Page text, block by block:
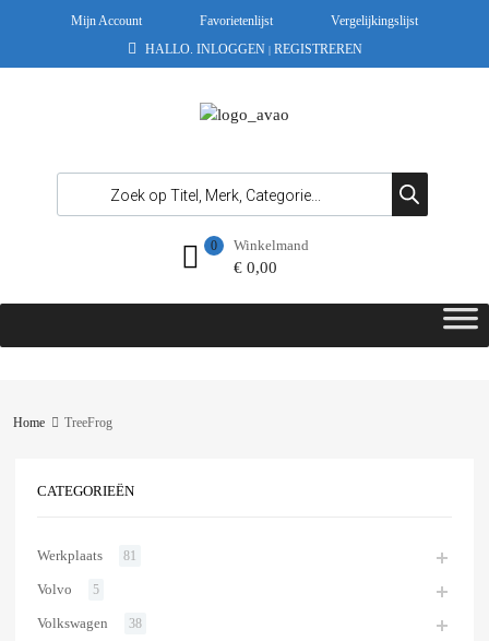
Mijn Account Favorietenlijst
Vergelijkingslijst
HALLO. INLOGGEN | REGISTREREN
Winkelmand
€0,00
0
Home TreeFrog
CATEGORIEËN
Werkplaats 81
Volvo 5
Volkswagen 38